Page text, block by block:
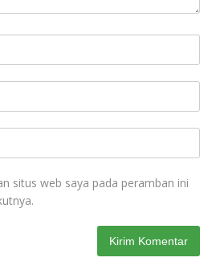
situs web saya pada peramban ini